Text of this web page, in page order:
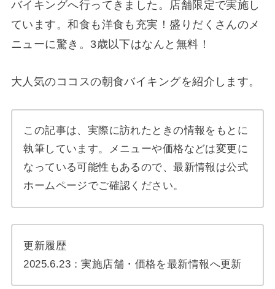
バイキングへ行ってきました。店舗限定で実施し
ています。和食も洋食も充実！盛りだくさんのメ
ニューに驚き。3歳以下はなんと無料！
大人気のココスの朝食バイキングを紹介します。
この記事は、実際に訪れたときの情報をもとに
執筆しています。メニューや価格などは変更に
なっている可能性もあるので、最新情報は公式
ホームページでご確認ください。
更新履歴
2025.6.23：実施店舗・価格を最新情報へ更新